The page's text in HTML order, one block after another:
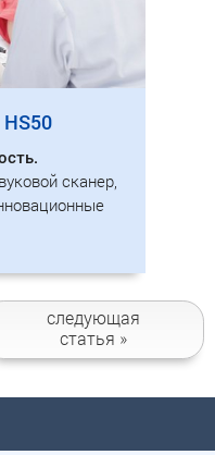
сканер,
следующая
статья »